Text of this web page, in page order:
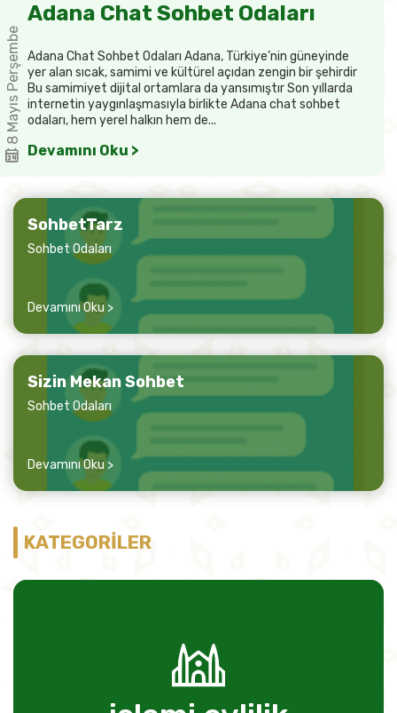
8 Mayıs Perşembe
Adana Chat Sohbet Odaları
Adana Chat Sohbet Odaları Adana, Türkiye’nin güneyinde
yer alan sıcak, samimi ve kültürel açıdan zengin bir şehirdir
Bu samimiyet dijital ortamlara da yansımıştır Son yıllarda
internetin yaygınlaşmasıyla birlikte Adana chat sohbet
odaları, hem yerel halkın hem de...
Devamını Oku >
SohbetTarz
Sohbet Odaları
Devamını Oku >
Sizin Mekan Sohbet
Sohbet Odaları
Devamını Oku >
KATEGORİLER